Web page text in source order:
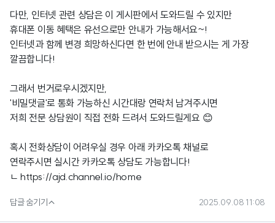
다만, 인터넷 관련 상담은 이 게시판에서 도와드릴 수 있지만
휴대폰 이동 혜택은 유선으로만 안내가 가능해서요~!
인터넷과 함께 변경 희망하신다면 한 번에 안내 받으시는 게 가장
깔끔합니다!
그래서 번거로우시겠지만,
'비밀댓글'로 통화 가능하신 시간대랑 연락처 남겨주시면
저희 전문 상담원이 직접 전화 드려서 도와드릴게요 😊
혹시 전화상담이 어려우실 경우 아래 카카오톡 채널로
연락주시면 실시간 카카오톡 상담도 가능합니다!
ㄴhttps://ajd.channel.io/home
답글 숨기기 2025.09.08 11:08